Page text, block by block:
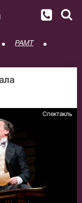
РАМТ
Спектакль